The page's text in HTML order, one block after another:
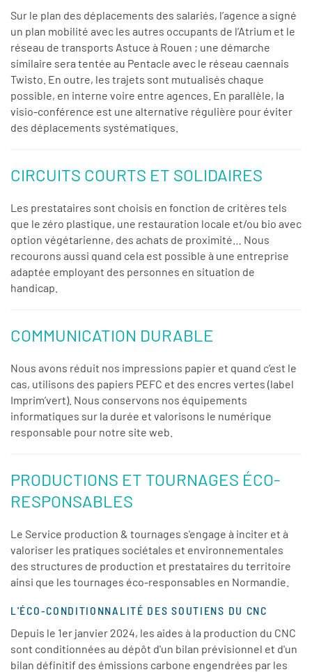
Sur le plan des déplacements des salariés, l’agence a signé
un plan mobilité avec les autres occupants de l’Atrium et le
réseau de transports Astuce à Rouen ; une démarche
similaire sera tentée au Pentacle avec le réseau caennais
Twisto. En outre, les trajets sont mutualisés chaque
possible, en interne voire entre agences. En parallèle, la
visio-conférence est une alternative régulière pour éviter
des déplacements systématiques.
CIRCUITS COURTS ET SOLIDAIRES
Les prestataires sont choisis en fonction de critères tels
que le zéro plastique, une restauration locale et/ou bio avec
option végétarienne, des achats de proximité… Nous
recourons aussi quand cela est possible à une entreprise
adaptée employant des personnes en situation de
handicap.
COMMUNICATION DURABLE
Nous avons réduit nos impressions papier et quand c’est le
cas, utilisons des papiers PEFC et des encres vertes (label
Imprim’vert). Nous conservons nos équipements
informatiques sur la durée et valorisons le numérique
responsable pour notre site web.
PRODUCTIONS ET TOURNAGES ÉCO-
RESPONSABLES
Le Service production & tournages s'engage à inciter et à
valoriser les pratiques sociétales et environnementales
des structures de production et prestataires du territoire
ainsi que les tournages éco-responsables en Normandie.
L'ÉCO-CONDITIONNALITÉ DES SOUTIENS DU CNC
Depuis le 1er janvier 2024, les aides à la production du CNC
sont conditionnées au dépôt d'un bilan prévisionnel et d'un
bilan définitif des émissions carbone engendrées par les